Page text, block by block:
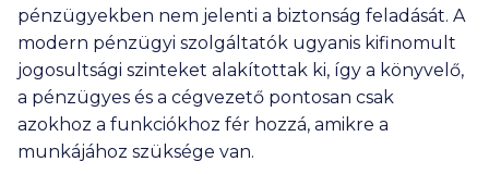
pénzügyekben nem jelenti a biztonság feladását. A
modern pénzügyi szolgáltatók ugyanis kifinomult
jogosultsági szinteket alakítottak ki, így a könyvelő,
a pénzügyes és a cégvezető pontosan csak
azokhoz a funkciókhoz fér hozzá, amikre a
munkájához szüksége van.